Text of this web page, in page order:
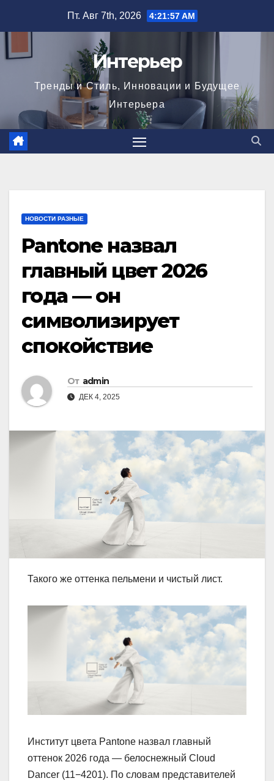
Пт. Авг 7th, 2026 4:21:59 AM
Интерьер
Тренды и Стиль, Инновации и Будущее
Интерьера
НОВОСТИ РАЗНЫЕ
Pantone назвал
главный цвет 2026
года — он
символизирует
спокойствие
От admin
ДЕК 4, 2025
Такого же оттенка пельмени и чистый лист.
Институт цвета Pantone назвал главный
оттенок 2026 года — белоснежный Cloud
Dancer (11−4201). По словам представителей